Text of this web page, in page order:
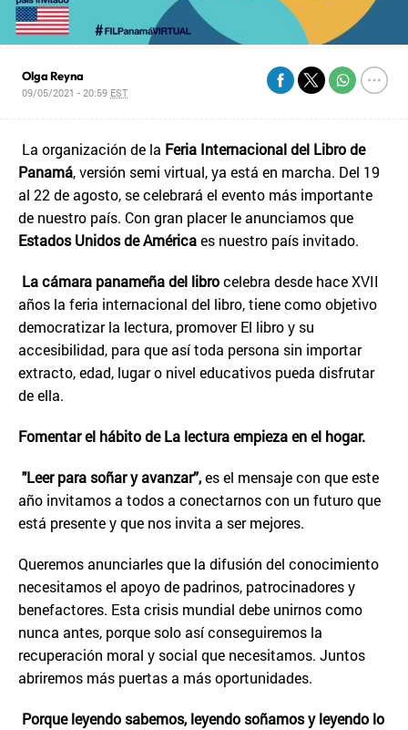
Olga Reyna
09/05/2021 - 20:59 EST
La organización de la Feria Internacional del Libro de
Panamá, versión semi virtual, ya está en marcha. Del 19
al 22 de agosto, se celebrará el evento más importante
de nuestro país. Con gran placer le anunciamos que
Estados Unidos de Américaes nuestro país invitado.
La cámara panameña del librocelebra desde hace XVII
años la feria internacional del libro, tiene como objetivo
democratizar la lectura, promover El libro y su
accesibilidad, para que así toda persona sin importar
extracto, edad, lugar o nivel educativos pueda disfrutar
de ella.
Fomentar el hábito de La lectura empieza en el hogar.
"Leer para soñar y avanzar”,es el mensaje con que este
año invitamos a todos a conectarnos con un futuro que
está presente y que nos invita a ser mejores.
Queremos anunciarles que la difusión del conocimiento
necesitamos el apoyo de padrinos, patrocinadores y
benefactores. Esta crisis mundial debe unirnos como
nunca antes, porque solo así conseguiremos la
recuperación moral y social que necesitamos. Juntos
abriremos más puertas a más oportunidades.
Porque leyendo sabemos, leyendo soñamos y leyendo lo